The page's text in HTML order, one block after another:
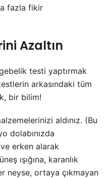
fazla fikir
Azaltın
testi yaptırmak
arkasındaki tüm
bir bilim!
aldınız. (Bu
dolabınızda
erken alarak
ışığına, karanlık
neyse, ortaya çıkmayan